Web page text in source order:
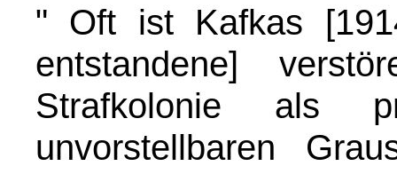
" Oft ist Kafkas
entstandene]
Strafkolonie als
unvorstellbaren